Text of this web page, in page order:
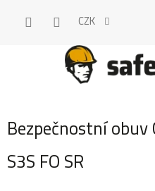
CZK
Bezpečnostní obuv
S3S FO SR